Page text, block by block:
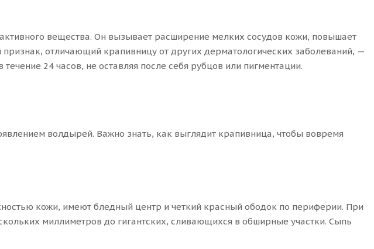
вещества. Он вызывает расширение мелких сосудов кожи, повышает
отличающий крапивницу от других дерматологических заболеваний, —
24 часов, не оставляя после себя рубцов или пигментации.
волдырей. Важно знать, как выглядит крапивница, чтобы вовремя
кожи, имеют бледный центр и четкий красный ободок по периферии. При
миллиметров до гигантских, сливающихся в обширные участки. Сыпь